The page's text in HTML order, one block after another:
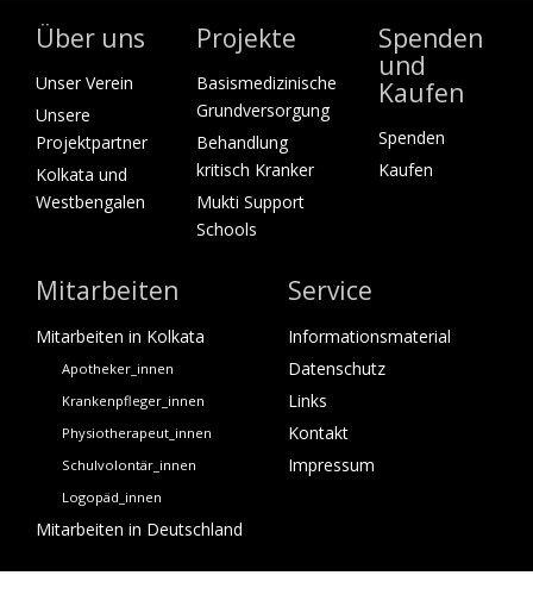
Über uns
Unser Verein
Unsere
Projektpartner
Kolkata und
Westbengalen
Projekte
Basismedizinische
Grundversorgung
Behandlung
kritisch Kranker
Mukti Support
Schools
Spenden
und
Kaufen
Spenden
Kaufen
Mitarbeiten
Mitarbeiten in Kolkata
Apotheker_innen
Krankenpfleger_innen
Physiotherapeut_innen
Schulvolontär_innen
Logopäd_innen
Mitarbeiten in Deutschland
Service
Informationsmaterial
Datenschutz
Links
Kontakt
Impressum